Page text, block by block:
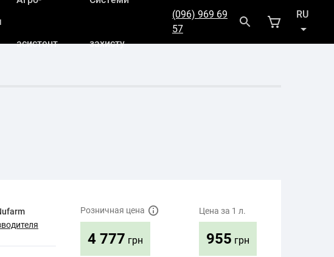
асистент захисту
(096) 969 69
57
RU
UK
Розничная цена
4 777 грн
Цена за 1 л.
955 грн